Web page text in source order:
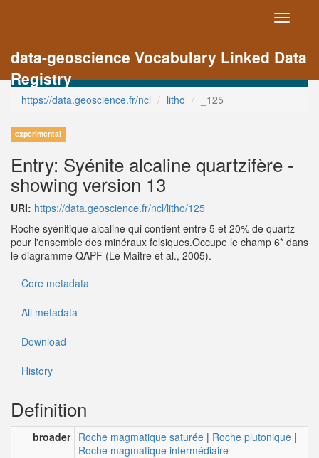
Toggle
data-geoscience Vocabulary Linked Data
Registry
https://data.geoscience.fr/ncl litho _125
experimental
Entry: Syénite alcaline quartzifère -
showing version 13
URI: https://data.geoscience.fr/ncl/litho/125
Roche syénitique alcaline qui contient entre 5 et 20% de quartz
pour l'ensemble des minéraux felsiques.Occupe le champ 6* dans
le diagramme QAPF (Le Maitre et al., 2005).
Core metadata
All metadata
Download
History
Definition
broader Roche magmatique saturée | Roche plutonique |
Roche magmatique intermédiaire